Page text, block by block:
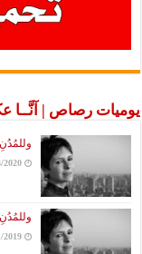
يوميات رصاص | آنَّــا
2020
2019